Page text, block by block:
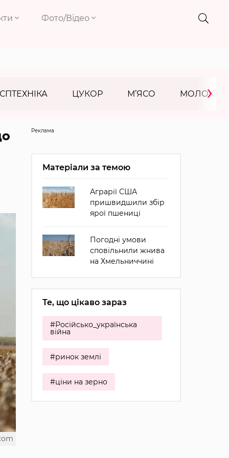
Фото/Відео
ЦУКОР М’ЯСО МОЛОКО
›
Реклама
Матеріали за темою
Аграрії США
пришвидшили збір
ярої пшениці
Погодні умови
сповільнили жнива
на Хмельниччині
Те, що цікаво зараз
#Російсько_українська
війна
#ринок землі
#ціни на зерно